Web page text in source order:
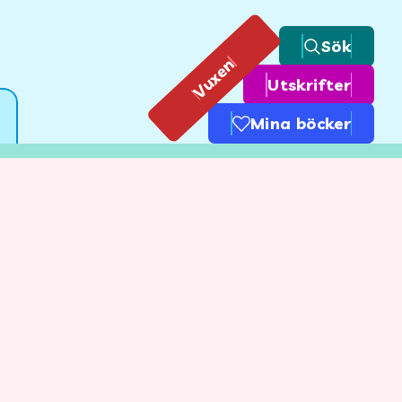
Vuxen
Sök
Utskrifter
Mina böcker